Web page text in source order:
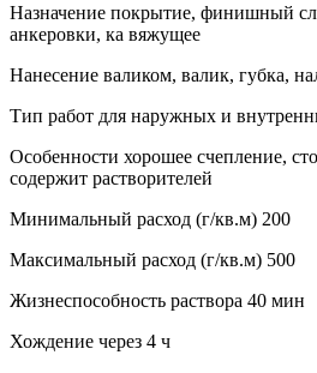
Назначение покрытие, финишный
анкеровки, ка вяжущее
Нанесение валиком, валик, губка,
Тип работ для наружных и
Особенности хорошее счепление,
содержит растворителей
Минимальный расход (г/кв.м) 200
Максимальный расход (г/кв.м) 500
Жизнеспособность раствора 40 мин
Хождение через 4 ч